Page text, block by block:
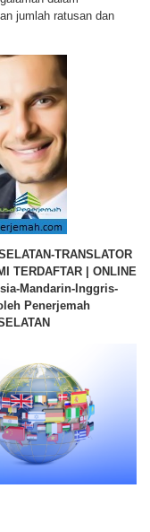
jumlah ratusan dan
TRANSLATOR
TERDAFTAR | ONLINE
Mandarin-Inggris-
Penerjemah